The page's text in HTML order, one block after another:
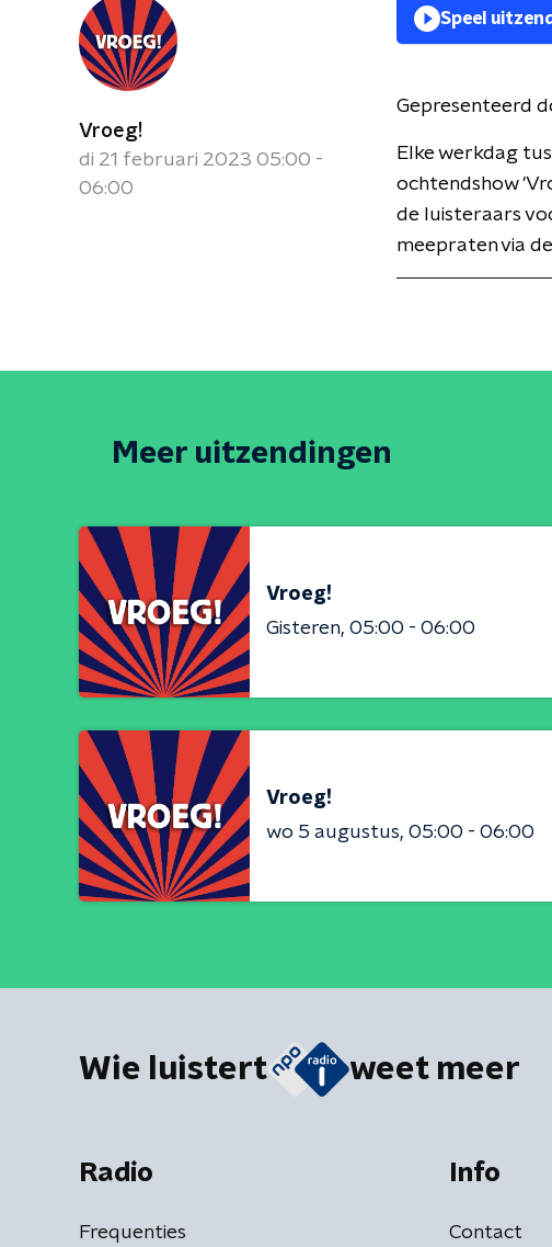
Vroeg!
di 21 februari 2023 05:00 -
06:00
Speel
Gepresenteerd
Elke werkdag
ochtendshow
de luisteraars
meepraten via
Meer uitzendingen
Vroeg!
Gisteren 05:00 - 06:00
Vroeg!
wo 5 augustus 05:00 - 06:00
Wie luistert weet meer
Radio
Frequenties
Info
Contact